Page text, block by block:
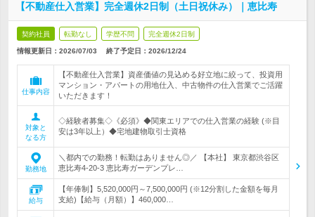
【不動産仕入営業】完全週休2日制（土日祝休み）｜恵比寿
契約社員 転勤なし 学歴不問 完全週休2日制
情報更新日：2026/07/03 終了予定日： 2026/12/24
仕事内容
【不動産仕入営業】資産価値の見込める好立地に絞って、投資用
マンション・アパートの用地仕入、中古物件の仕入営業でご活躍
いただきます！
対象と
なる方
◇経験者募集◇《必須》◆関東エリアでの仕入営業の経験 (※目
安は3年以上）◆宅地建物取引士資格
勤務地
＼都内での勤務！転勤はありません◎／ 【本社】 東京都渋谷区
恵比寿4-20-3 恵比寿ガーデンプレ…
給与
【年俸制】5,520,000円～7,500,000円 (※12分割した金額を毎月
支給)【給与（月額）】460,000…